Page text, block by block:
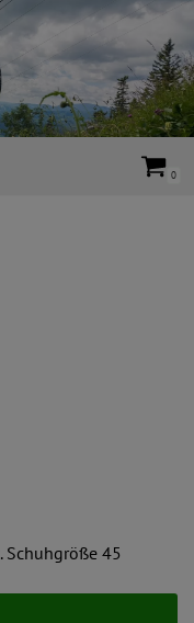
0
Schuhgröße 45